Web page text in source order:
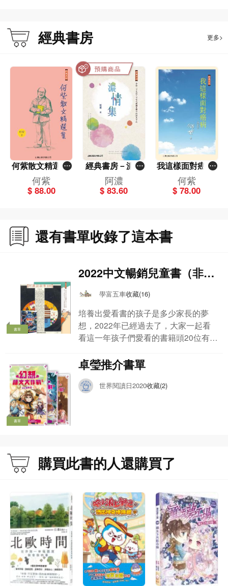
經典書房 更多>
何紫散文精選集-
經典書房
何紫
$ 88.00
經典書房－濃情
集
阿濃
$ 83.60
我這樣面對癌病-
經典書房
何紫
$ 78.00
還有書單收錄了這本書
書單
2022中文暢銷兒童書（非系
列書）Top 20
學富五車收藏(16)
培養出愛看書的孩子是多少家長的夢
想，2022年已經過去了，大家一起看
看這一年孩子們愛看的書籍頭20位有哪
書單
卓瑩推介書單
世界閱讀日2020收藏(2)
購買此書的人還購買了